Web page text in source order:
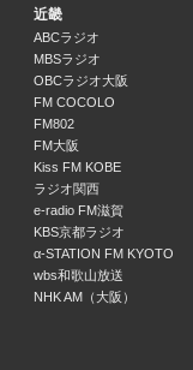
保阪正康が語る昭和人
保阪正康(出演)/梯久美子(
12:15 ～ 12:45
こどもぽかぽか ほっ
田丸雅智(脚本)/合原明子(
12:45 ～ 12:50
こどもぽかぽか ほっこ
たしろちさと(脚本)/中村
12:50 ～ 12:55
こどもぽかぽか ほっこ
川之上英子(脚本)/川之上
近畿
ABCラジオ
MBSラジオ
OBCラジオ大阪
FM COCOLO
FM802
FM大阪
Kiss FM KOBE
ラジオ関西
e-radio FM滋賀
KBS京都ラジオ
α-STATION FM KYOTO
wbs和歌山放送
NHK AM（大阪）